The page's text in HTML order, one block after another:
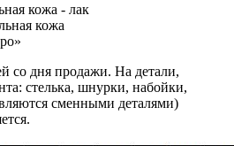
кожа - лак
кожа
со дня продажи. На детали,
стелька, шнурки, набойки,
сменными деталями)